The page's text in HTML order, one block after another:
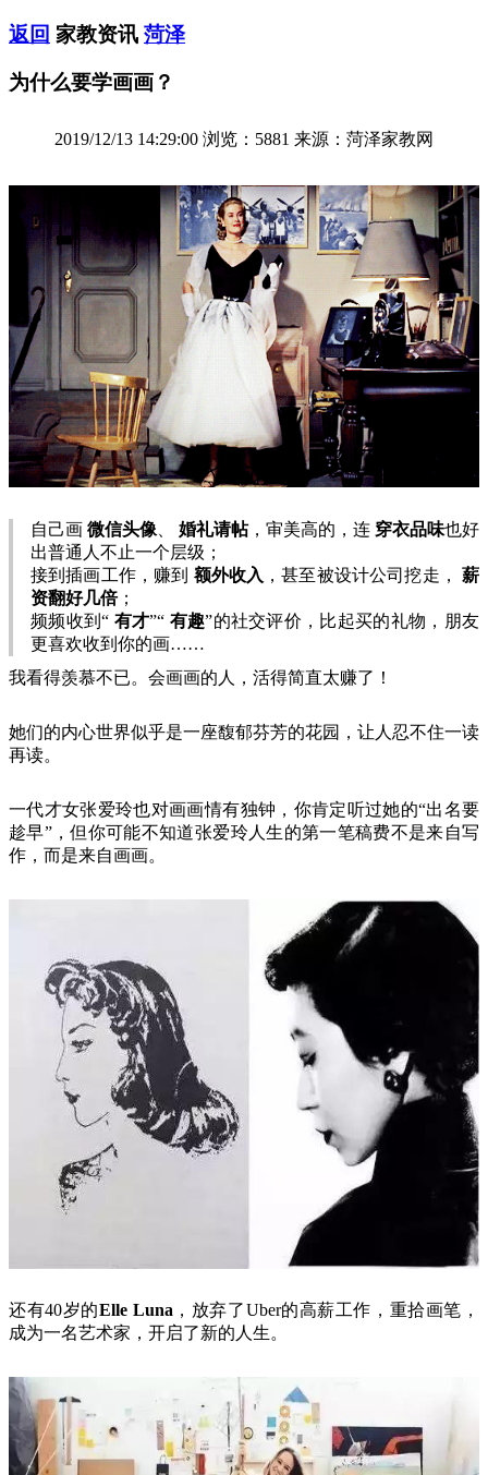
返回 家教资讯 菏泽
为什么要学画画？
2019/12/13 14:29:00 浏览：5881 来源：菏泽家教网
自己画 微信头像 婚礼请帖，审美高的，连 穿衣品味也好
出普通人不止一个层级；
接到插画工作，赚到 额外收入 ，甚至被设计公司挖走，
薪
资翻好几倍；
频频收到“ 有才”“ 有趣”的社交评价，比起买的礼物，朋友
更喜欢收到你的画……
我看得羡慕不已。会画画的人，活得简直太赚了！
她们的内心世界似乎是一座馥郁芬芳的花园，让人忍不住一读
再读。
一代才女张爱玲也对画画情有独钟，你肯定听过她的“出名要
趁早”，但你可能不知道张爱玲人生的第一笔稿费不是来自写
作，而是来自画画。
还有40岁的Elle Luna ，放弃了Uber的高薪工作，重拾画笔，
成为一名艺术家，开启了新的人生。